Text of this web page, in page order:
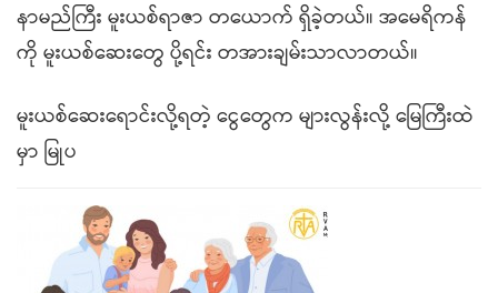
နာမည်ကြီး မူးယစ်ရာဇာ တယောက် ရှိခဲ့တယ်။ အမေရိကန်
ကို မူးယစ်ဆေးတွေ ပို့ရင်း တအားချမ်းသာလာတယ်။
မူးယစ်ဆေးရောင်းလို့ရတဲ့ ငွေတွေက များလွန်းလို့ မြေကြီးထဲ
မှာ မြုပ